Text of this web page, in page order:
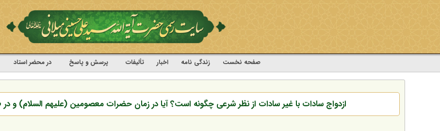
صفحه نخست زندگی نامه اخبار تألیفات پرسش و پاسخ در محضر استاد
ازدواج سادات با غیر سادات از نظر شرعی چگونه است؟ آیا در زمان حضرات معصومین (علیهم السلام) و در